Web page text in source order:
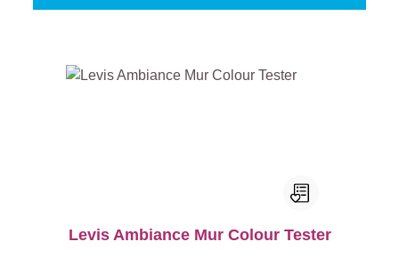
Levis Ambiance Mur Colour Tester